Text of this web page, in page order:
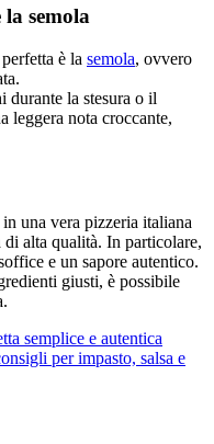
semola
è la semola, ovvero
durante la stesura o il
leggera nota croccante,
una vera pizzeria italiana
alta qualità. In particolare,
e un sapore autentico.
giusti, è possibile
semplice e autentica
per impasto, salsa e